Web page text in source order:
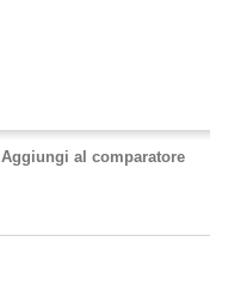
Aggiungi al comparatore